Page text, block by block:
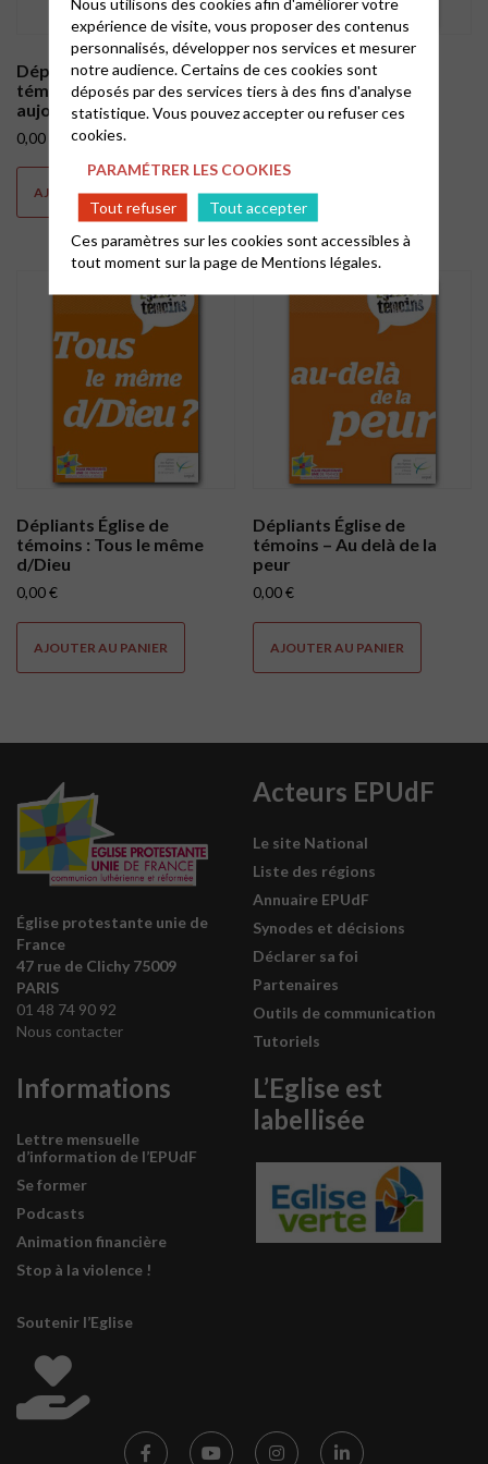
Dépliants Église de
témoins – Témoins
aujourd’hui
0,00
AJOUTER AU PANIER
Dépliants Église de
témoins – Prier ?
0,00€
AJOUTER AU PANIER
Dépliants Église de
témoins : Tous le même
d/Dieu
0,00€
AJOUTER AU PANIER
Dépliants Église de
témoins – Au delà de la
peur
0,00€
AJOUTER AU PANIER
Église protestante unie de
France
47 rue de Clichy 75009
PARIS
01 48 74 90 92
Nous contacter
Acteurs EPUdF
Le site National
Liste des régions
Annuaire EPUdF
Synodes et décisions
Déclarer sa foi
Partenaires
Outils de communication
Tutoriels
Informations
Lettre mensuelle
d’information de l’EPUdF
Se former
Podcasts
Animation financière
Stop à la violence !
Soutenir l’Eglise
L’Eglise est
labellisée
expérience de visite, vous proposer des contenus
personnalisés, développer nos services et mesurer
notre audience. Certains de ces cookies sont
déposés par des services tiers à des fins d'analyse
statistique. Vous pouvez accepter ou refuser ces
cookies.
PARAMÉTRER LES COOKIES
Tout refuser
Tout accepter
Ces paramètres sur les cookies sont accessibles à
tout moment sur la page deMentions légales.